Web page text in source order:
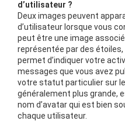
d’utilisateur ?
Deux images peuvent
d’utilisateur lorsque vous
peut être une image
représentée par des étoiles,
permet d’indiquer votre
messages que vous avez
votre statut particulier sur le
généralement plus grande,
nom d’avatar qui est bien
chaque utilisateur.